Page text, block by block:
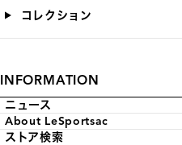
コレクション
INFORMATION
ニュース
About LeSportsac
ストア検索